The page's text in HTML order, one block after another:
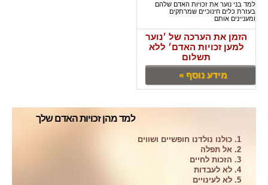
למד בני נוער את זכויות האדם שלהם
בעזרת כלים חינוכיים שמרתקים
ומעניינים אותם
הזמן את הערכה של ׳נוער
למען זכויות האדם׳ ללא
תשלום
מידע נוסף »
למד מהן זכויות האדם שלך
1. כולנו נולדנו חופשיים ושווים
2. אל תפלה
3. הזכות לחיים
4. לא לעבדות
5. לא לעינויים